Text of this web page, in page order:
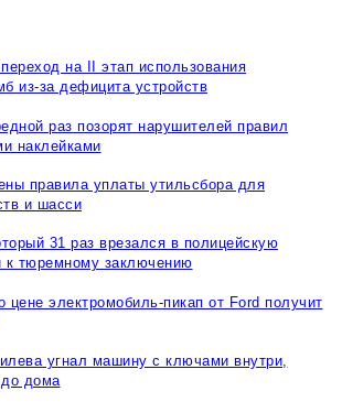
на II этап использования
из-за дефицита устройств
раз позорят нарушителей правил
наклейками
правила уплаты утильсбора для
и шасси
31 раз врезался в полицейскую
к тюремному заключению
цене электромобиль-пикап от Ford получит
угнал машину с ключами внутри,
дома